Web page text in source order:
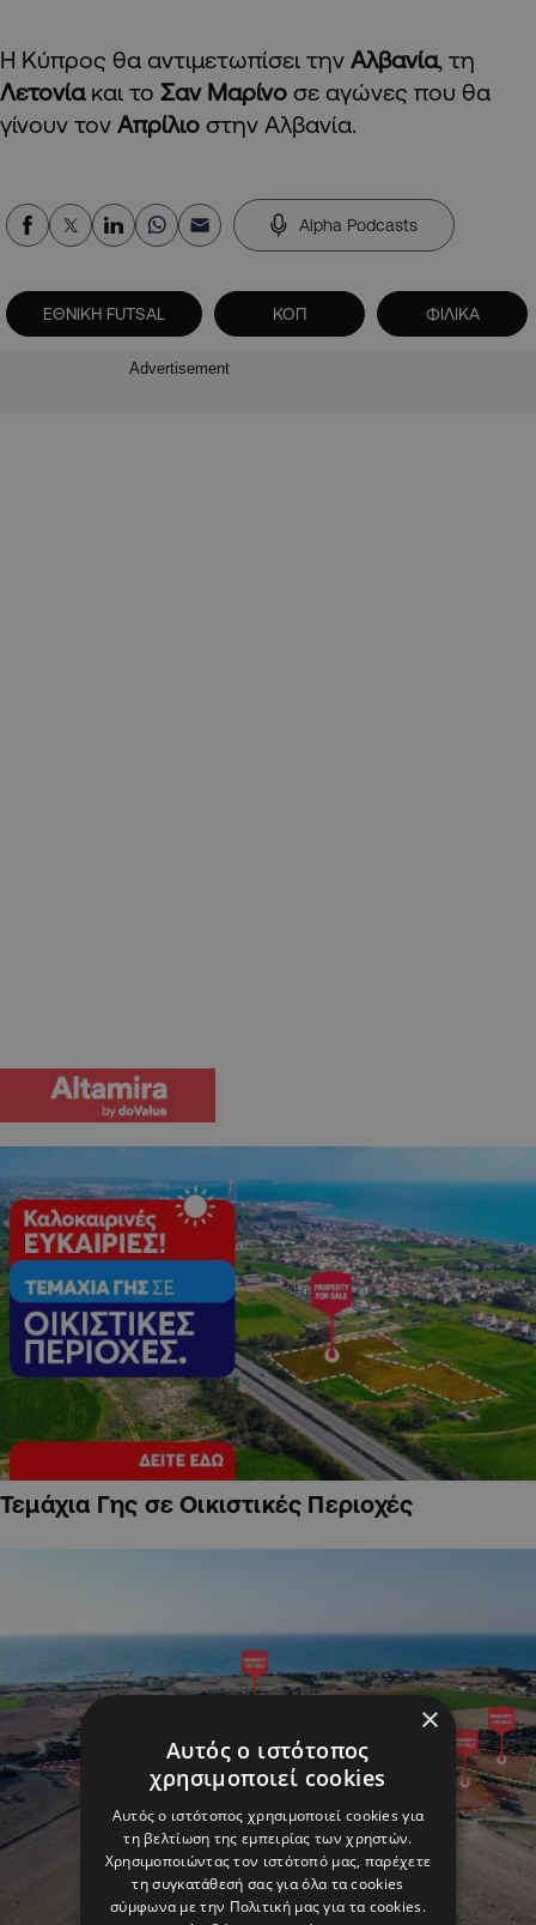
Η Κύπρος θα αντιμετωπίσει την Αλβανία, τη
Λετονίακαι το Σαν Μαρίνο σε αγώνες που θα
γίνουν τον Απρίλιο στην Αλβανία.
Alpha Podcasts
ΕΘΝΙΚΗ FUTSAL ΚΟΠ ΦΙΛΙΚΑ
Advertisement
Τεμάχια Γης σε Οικιστικές Περιοχές
×
Αυτός ο ιστότοπος
χρησιμοποιεί cookies
Αυτός ο ιστότοπος χρησιμοποιεί cookies για
τη βελτίωση της εμπειρίας των χρηστών.
Χρησιμοποιώντας τον ιστότοπό μας, παρέχετε
τη συγκατάθεσή σας για όλα τα cookies
σύμφωνα με την Πολιτική μας για τα cookies.